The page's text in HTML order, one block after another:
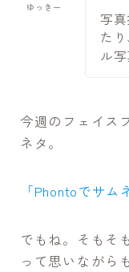
ゆっきー
写
た
ル
今週のフェイス
ネタ。
「Phontoでサム
でもね。そもそも
って思いながら